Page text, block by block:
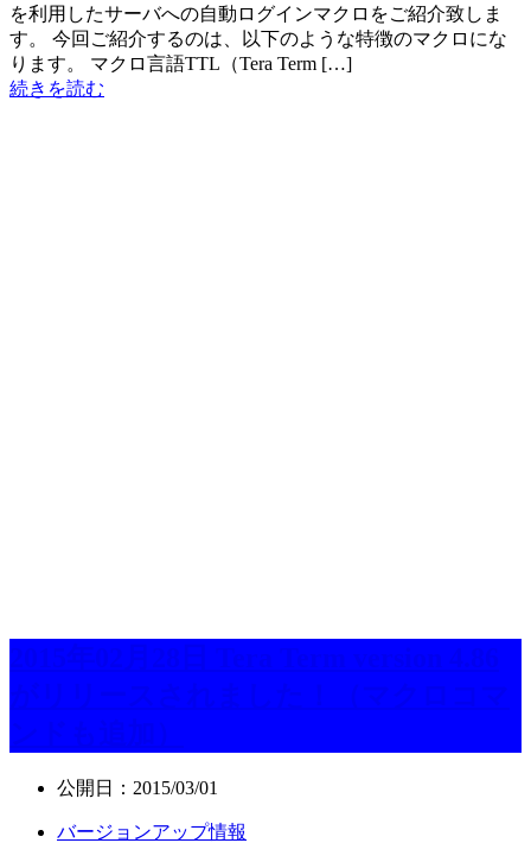
を利用したサーバへの自動ログインマクロをご紹介致しま
す。 今回ご紹介するのは、以下のような特徴のマクロにな
ります。 マクロ言語TTL（Tera Term […]
続きを読む
公開日： 2015/03/01
バージョンアップ情報